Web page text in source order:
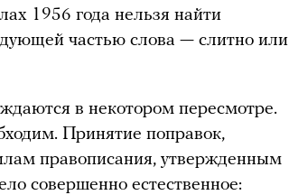
1956 года нельзя найти
частью слова — слитно или
в некотором пересмотре.
Принятие поправок,
правописания, утвержденным
совершенно естественное: